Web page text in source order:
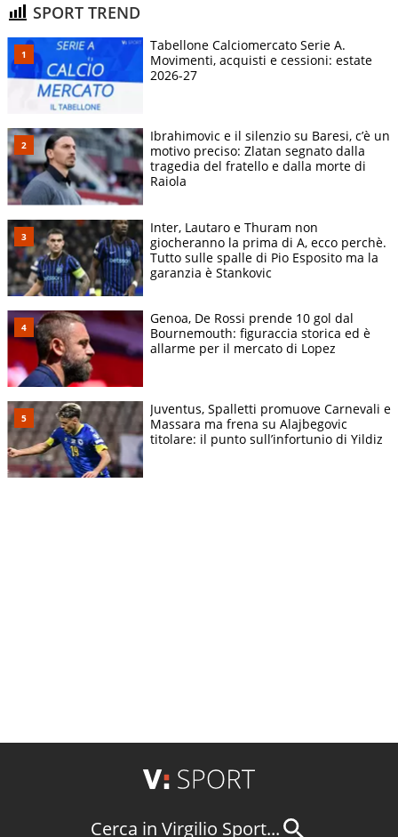
SPORT TREND
Tabellone Calciomercato Serie A.
Movimenti, acquisti e cessioni: estate
2026-27
Ibrahimovic e il silenzio su Baresi, c’è un
motivo preciso: Zlatan segnato dalla
tragedia del fratello e dalla morte di
Raiola
Inter, Lautaro e Thuram non
giocheranno la prima di A, ecco perchè.
Tutto sulle spalle di Pio Esposito ma la
garanzia è Stankovic
Genoa, De Rossi prende 10 gol dal
Bournemouth: figuraccia storica ed è
allarme per il mercato di Lopez
Juventus, Spalletti promuove Carnevali e
Massara ma frena su Alajbegovic
titolare: il punto sull’infortunio di Yildiz
Cerca in Virgilio Sport...